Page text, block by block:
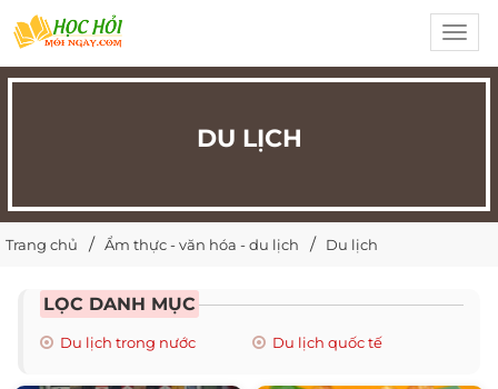
DU LỊCH
Trang chủ Ẩm thực - văn hóa - du lịch Du lịch
LỌC DANH MỤC
Du lịch trong nước Du lịch quốc tế